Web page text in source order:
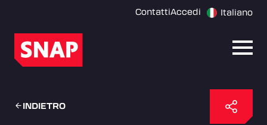
ContattiAccedi Italiano
INDIETRO